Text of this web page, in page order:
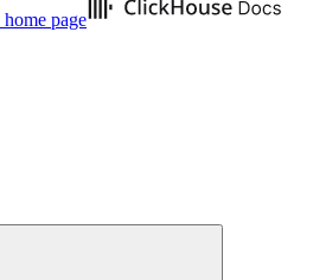
home page